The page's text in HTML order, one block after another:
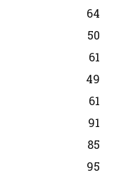
64
50
61
49
61
91
85
95